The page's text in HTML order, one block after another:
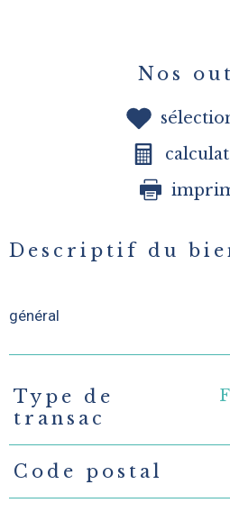
Nos
Descriptif du
général
Type de
transac
Code postal